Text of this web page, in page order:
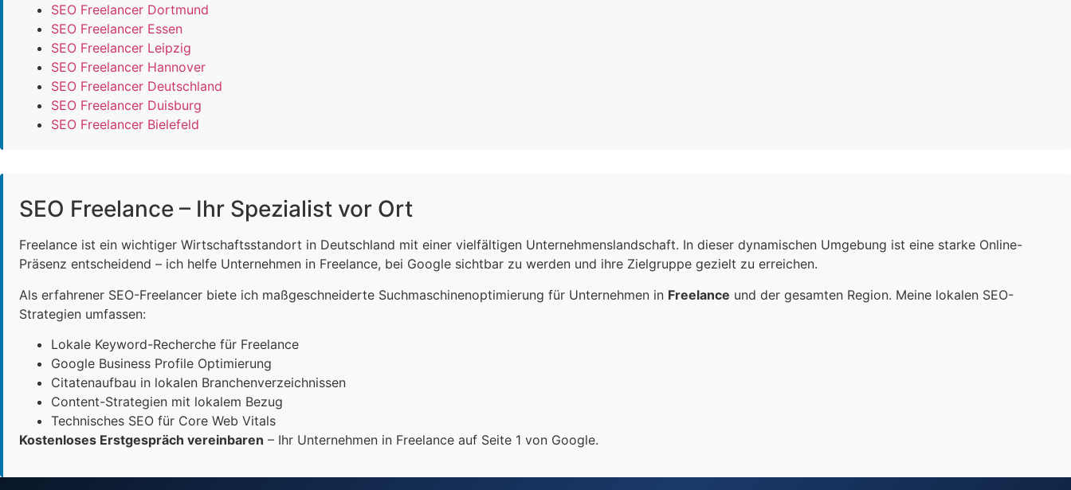
SEO Freelancer Dortmund
SEO Freelancer Essen
SEO Freelancer Leipzig
SEO Freelancer Hannover
SEO Freelancer Deutschland
SEO Freelancer Duisburg
SEO Freelancer Bielefeld
SEO Freelance – Ihr Spezialist vor Ort
Freelance ist ein wichtiger Wirtschaftsstandort in Deutschland mit einer vielfältigen Unternehmenslandschaft. In dieser dynamischen Umgebung ist eine starke Online-
Präsenz entscheidend – ich helfe Unternehmen in Freelance, bei Google sichtbar zu werden und ihre Zielgruppe gezielt zu erreichen.
Als erfahrener SEO-Freelancer biete ich maßgeschneiderte Suchmaschinenoptimierung für Unternehmen in Freelance und der gesamten Region. Meine lokalen SEO-
Strategien umfassen:
Lokale Keyword-Recherche für Freelance
Google Business Profile Optimierung
Citatenaufbau in lokalen Branchenverzeichnissen
Content-Strategien mit lokalem Bezug
Technisches SEO für Core Web Vitals
Kostenloses Erstgespräch vereinbaren – Ihr Unternehmen in Freelance auf Seite 1 von Google.